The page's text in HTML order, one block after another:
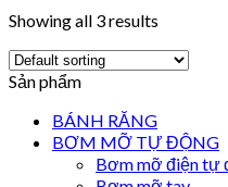
Showing all 3 results
Sản phẩm
BÁNH RĂNG
BƠM MỠ TỰ ĐỘNG
Bơm mỡ điện tự